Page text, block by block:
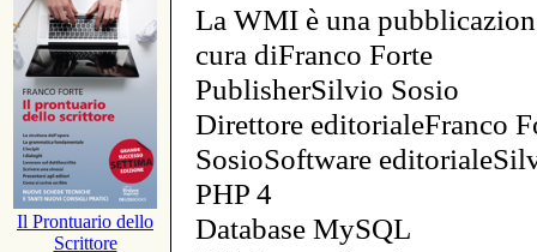
Il Prontuario dello
Scrittore
La WMI è una
cura diFranco Forte
PublisherSilvio Sosio
Direttore editorialeFranco
SosioSoftware
PHP 4
Database MySQL